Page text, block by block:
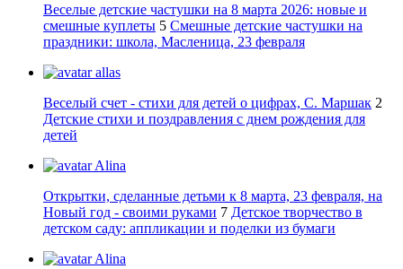
Веселые детские частушки на 8 марта 2026: новые и
смешные куплеты 5 Смешные детские частушки на
праздники: школа, Масленица, 23 февраля
allas
Веселый счет - стихи для детей о цифрах, С. Маршак 2
Детские стихи и поздравления с днем рождения для
детей
Alina
Открытки, сделанные детьми к 8 марта, 23 февраля, на
Новый год - своими руками 7 Детское творчество в
детском саду: аппликации и поделки из бумаги
Alina